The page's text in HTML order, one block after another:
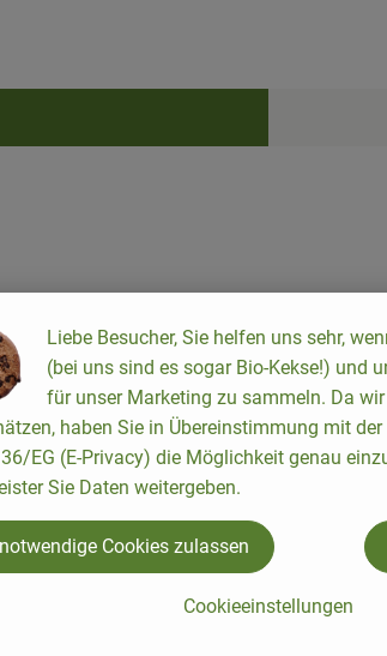
Recettes
Liebe Besucher, Sie helfen uns sehr,
(bei uns sind es sogar Bio-Kekse!) und
für unser Marketing zu sammeln. Da
haben Sie in Übereinstimmung mit der
EG (E-Privacy) die Möglichkeit genau
Sie Daten weitergeben.
Cookieeinstellungen
Cookies zulassen